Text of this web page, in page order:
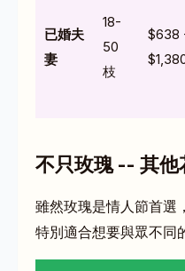
已婚夫
妻
18-
50
枝
$638
不只玫瑰 -- 其他
雖然玫瑰是情人節首選
特別適合想要與眾不同